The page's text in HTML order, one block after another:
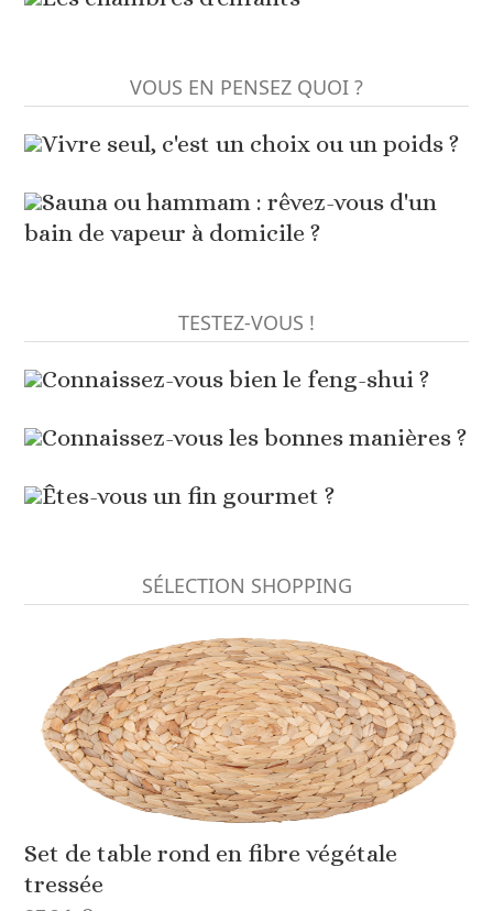
VOUS EN PENSEZ QUOI ?
Vivre seul, c'est un choix ou un poids ?
Sauna ou hammam : rêvez-vous d'un
bain de vapeur à domicile ?
TESTEZ-VOUS !
Connaissez-vous bien le feng-shui ?
Connaissez-vous les bonnes manières ?
Êtes-vous un fin gourmet ?
SÉLECTION SHOPPING
Set de table rond en fibre végétale
tressée